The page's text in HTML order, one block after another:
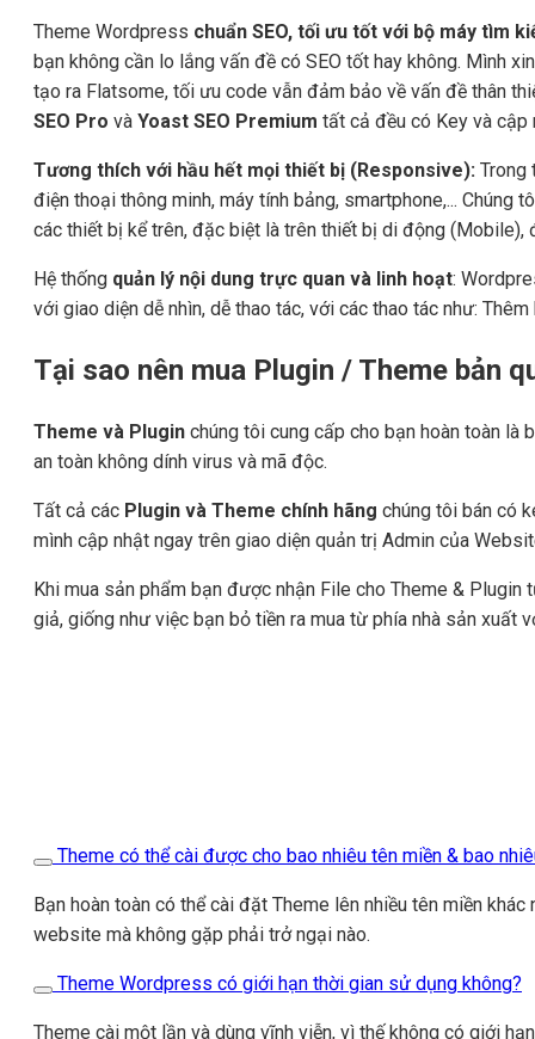
Theme Wordpress chuẩn SEO, tối ưu tốt với bộ máy tìm
bạn không cần lo lắng vấn đề có SEO tốt hay không. Mình
tạo ra Flatsome, tối ưu code vẫn đảm bảo về vấn đề thân
SEO Pro và Yoast SEO Premium tất cả đều có Key và cập
Tương thích với hầu hết mọi thiết bị (Responsive): Trong
điện thoại thông minh, máy tính bảng, smartphone,... Chúng
các thiết bị kể trên, đặc biệt là trên thiết bị di động (Mobile),
Hệ thống quản lý nội dung trực quan và linh hoạt:
với giao diện dễ nhìn, dễ thao tác, với các thao tác như:
Tại sao nên mua Plugin / Theme bản
Theme và Plugin chúng tôi cung cấp cho bạn hoàn toàn
an toàn không dính virus và mã độc.
Tất cả các Plugin và Theme chính hãng chúng tôi bán có
mình cập nhật ngay trên giao diện quản trị Admin của
Khi mua sản phẩm bạn được nhận File cho Theme & Plugin
giả, giống như việc bạn bỏ tiền ra mua từ phía nhà sản xuất
Theme có thể cài được cho bao nhiêu tên miền & bao
Bạn hoàn toàn có thể cài đặt Theme lên nhiều tên miền
website mà không gặp phải trở ngại nào.
Theme Wordpress có giới hạn thời gian sử dụng không?
Theme cài một lần và dùng vĩnh viễn, vì thế không có giới